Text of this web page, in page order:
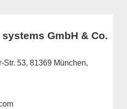
GmbH & Co.
53, 81369 München,